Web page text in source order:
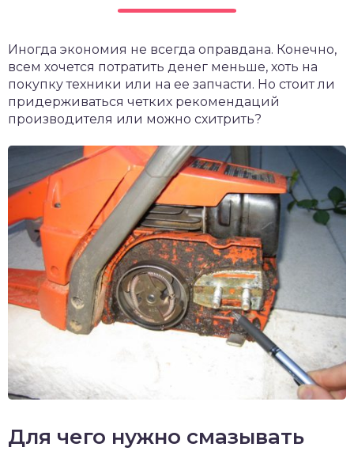
Иногда экономия не всегда оправдана. Конечно,
всем хочется потратить денег меньше, хоть на
покупку техники или на ее запчасти. Но стоит ли
придерживаться четких рекомендаций
производителя или можно схитрить?
Для чего нужно смазывать
крыши и кровли
и уход